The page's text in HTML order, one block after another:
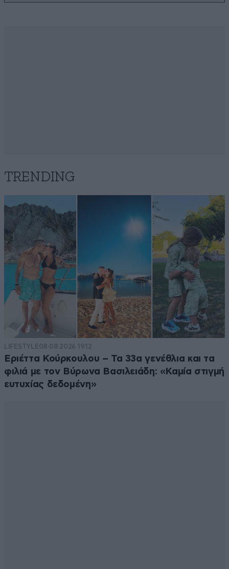
TRENDING
LIFESTYLE08·08·2026 19:12
Εριέττα Κούρκουλου – Τα 33α γενέθλια και τα
φιλιά με τον Βύρωνα Βασιλειάδη: «Καμία στιγμή
ευτυχίας δεδομένη»